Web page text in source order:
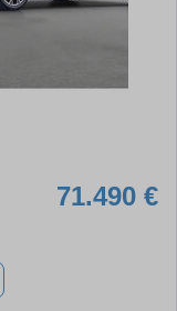
71.490 €